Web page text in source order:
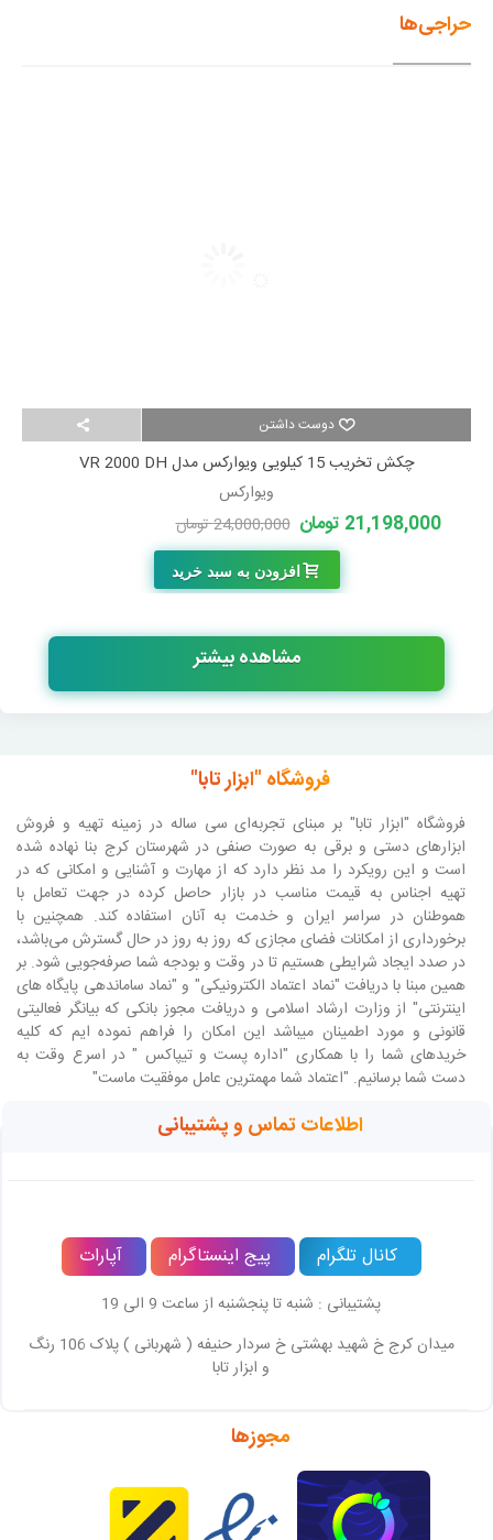
حراجی‌ها
دوست داشتن
چکش تخریب 15 کیلویی ویوارکس مدل VR 2000 DH
ویوارکس
21,198,000 تومان 24,000,000 تومان
افزودن به سبد خرید
مشاهده بیشتر
فروشگاه "ابزار تابا"
فروشگاه "ابزار تابا"بر مبنای تجربه‌ای سی ساله در زمینه تهیه و فروش
ابزارهای دستی و برقی به صورت صنفی در شهرستان کرج بنا نهاده شده
است و این رویکرد را مد نظر دارد که از مهارت و آشنایی و امکانی که در
تهیه اجناس به قیمت مناسب در بازار حاصل کرده در جهت تعامل با
هموطنان در سراسر ایران و خدمت به آنان استفاده کند. همچنین با
برخورداری از امکانات فضای مجازی که روز به روز در حال گسترش می‌باشد،
در صدد ایجاد شرایطی هستیم تا در وقت و بودجه شما صرفه‌جویی شود. بر
همین مبنا با دریافت "نماد اعتماد الکترونیکی" و "نماد ساماندهی پایگاه های
اینترنتی" از وزارت ارشاد اسلامی و دریافت مجوز بانکی که بیانگر فعالیتی
قانونی و مورد اطمینان میباشد این امکان را فراهم نموده ایم که کلیه
خریدهای شما را با همکاری "اداره پست و تیپاکس " در اسرع وقت به
دست شما برسانیم. "اعتماد شما مهمترین عامل موفقیت ماست"
اطلاعات تماس و پشتیبانی
کانال تلگرام پیج اینستاگرام آپارات
پشتیبانی : شنبه تا پنجشنبه از ساعت 9 الی 19
میدان کرج خ شهید بهشتی خ سردار حنیفه ( شهربانی ) پلاک 106 رنگ
و ابزار تابا
مجوزها